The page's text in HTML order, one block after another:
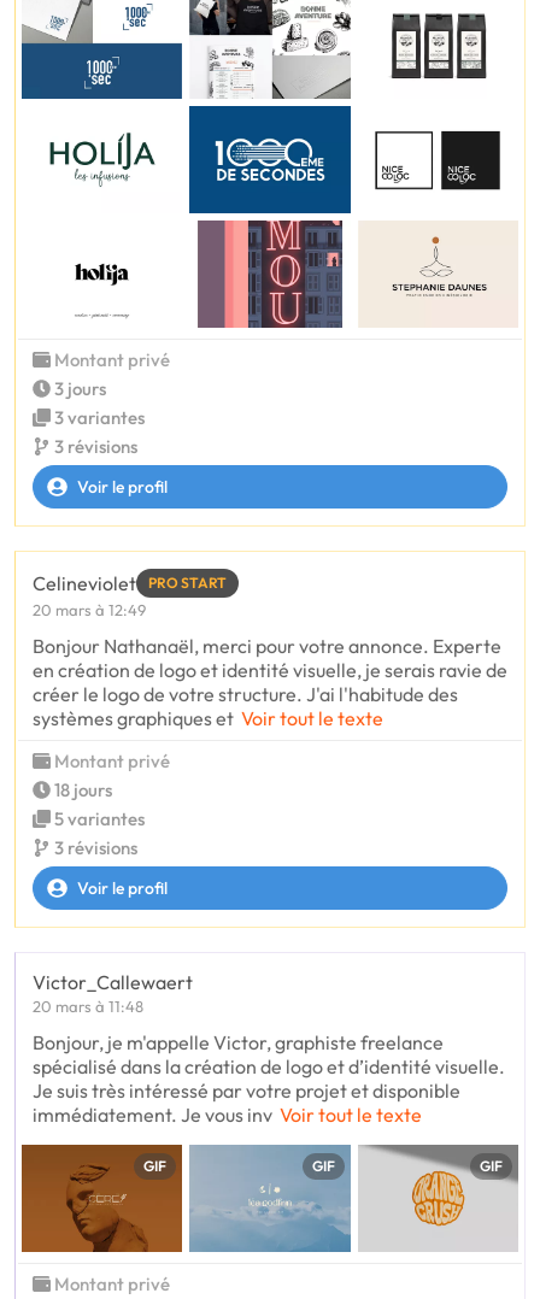
Montant privé
3 jours
3 variantes
3 révisions
Voir le profil
Celineviolet PRO START
20 mars à 12:49
Bonjour Nathanaël, merci pour votre annonce. Experte
en création de logo et identité visuelle, je serais ravie de
créer le logo de votre structure. J'ai l'habitude des
systèmes graphiques et Voir tout le texte
Montant privé
18 jours
5 variantes
3 révisions
Voir le profil
Victor_Callewaert
20 mars à 11:48
Bonjour, je m'appelle Victor, graphiste freelance
spécialisé dans la création de logo et d’identité visuelle.
Je suis très intéressé par votre projet et disponible
immédiatement. Je vous inv Voir tout le texte
GIF GIF GIF
Montant privé